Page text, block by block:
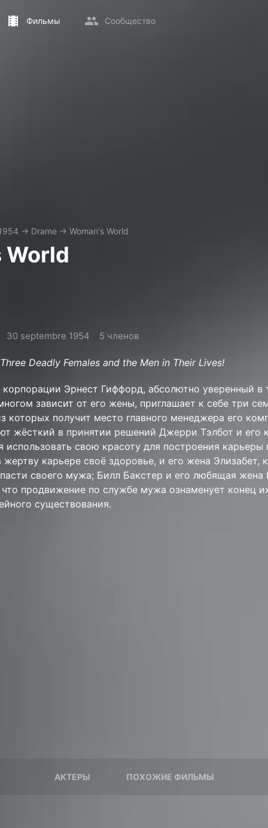
Фильмы Сообщество
→ Drame → Woman's World
World
30 septembre 1954 5 членов
Deadly Females and the Men in Their Lives!
Эрнест Гиффорд, абсолютно уверенный в
зависит от его жены, приглашает к себе три
которых получит место главного менеджера его
жёсткий в принятии решений Джерри Тэлбот и его
использовать свою красоту для построения
карьере своё здоровье, и его жена Элизабет,
своего мужа; Билл Бакстер и его любящая жена
что продвижение по службе мужа ознаменует конец
существования.
АКТЕРЫ ПОХОЖИЕ ФИЛЬМЫ